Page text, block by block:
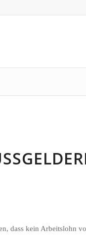
dass kein Arbeitslohn